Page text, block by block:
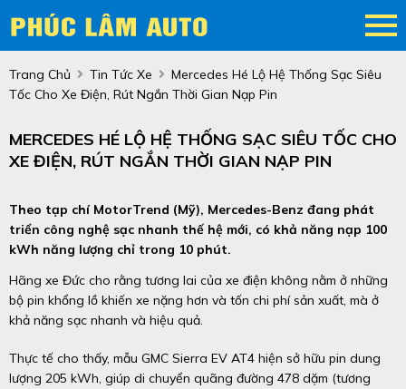
Trang Chủ Tin Tức Xe
Mercedes Hé Lộ Hệ Thống Sạc Siêu
Tốc Cho Xe Điện, Rút Ngắn Thời Gian Nạp Pin
MERCEDES HÉ LỘ HỆ THỐNG SẠC SIÊU TỐC CHO
XE ĐIỆN, RÚT NGẮN THỜI GIAN NẠP PIN
Theo tạp chí MotorTrend (Mỹ), Mercedes-Benz đang phát
triển công nghệ sạc nhanh thế hệ mới, có khả năng nạp 100
kWh năng lượng chỉ trong 10 phút.
Hãng xe Đức cho rằng tương lai của xe điện không nằm ở những
bộ pin khổng lồ khiến xe nặng hơn và tốn chi phí sản xuất, mà ở
khả năng sạc nhanh và hiệu quả.
Thực tế cho thấy, mẫu GMC Sierra EV AT4 hiện sở hữu pin dung
lượng 205 kWh, giúp di chuyển quãng đường 478 dặm (tương